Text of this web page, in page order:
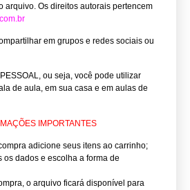
arquivo. Os direitos autorais pertencem
em grupos e redes sociais ou
ou seja, você pode utilizar
de aula, em sua casa e em aulas de
IMPORTANTES
adicione seus itens ao carrinho;
os dados e escolha a forma de
o arquivo ficará disponível para